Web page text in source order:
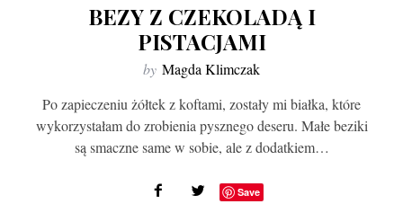
BEZY Z CZEKOLADĄ I
PISTACJAMI
by Magda Klimczak
Po zapieczeniu żółtek z koftami, zostały mi białka, które
wykorzystałam do zrobienia pysznego deseru. Małe beziki
są smaczne same w sobie, ale z dodatkiem…
Save